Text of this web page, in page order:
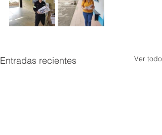
Entradas recientes Ver todo